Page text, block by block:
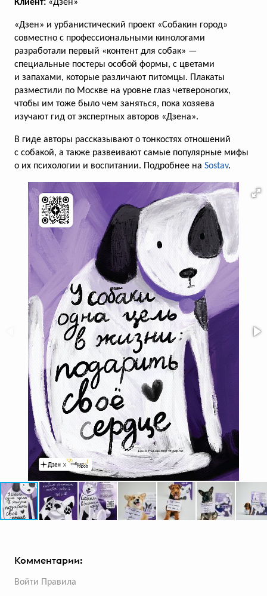
Клиент: «Дзен»
«Дзен» и урбанистический проект «Собакин город»
совместно с профессиональными кинологами
разработали первый «контент для собак» —
специальные постеры особой формы, с цветами
и запахами, которые различают питомцы. Плакаты
разместили по Москве на уровне глаз четвероногих,
чтобы им тоже было чем заняться, пока хозяева
изучают гид от экспертных авторов «Дзена».
В гиде авторы рассказывают о тонкостях отношений
с собакой, а также развеивают самые популярные мифы
о их психологии и воспитании. Подробнее на Sostav.
Комментарии:
Войти Правила
СТС создал самый маленький
гипермаркет в мире
Макет полностью повторяет магазин
из премьеры канала «Галя, у нас
отмена!»
голосов:
Карусель «Яндекс Go» на высоте
1100 метров
Необычная лаунж-зона сервиса
голосов:
МТС проведёт показ коллекций
российских дизайнеров
в дополненной реальности
Проект направлен на поддержку малого
бизнеса в стране
голосов:212